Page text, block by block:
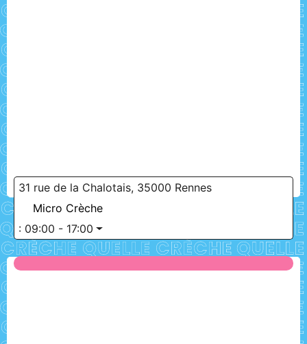
31 rue de la Chalotais, 35000 Rennes
Micro Crèche
: 09:00 - 17:00